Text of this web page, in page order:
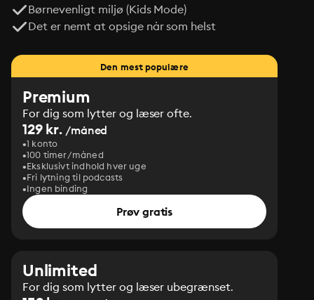
Børnevenligt miljø (Kids Mode)
Det er nemt at opsige når som helst
Den mest populære
Premium
For dig som lytter og læser ofte.
129 kr. /måned
1 konto
100 timer/måned
Eksklusivt indhold hver uge
Fri lytning til podcasts
Ingen binding
Prøv gratis
Unlimited
For dig som lytter og læser ubegrænset.